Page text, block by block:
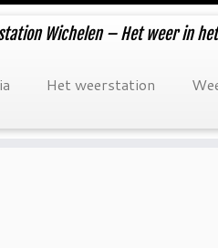
Wichelen – Het weer in
Het weerstation